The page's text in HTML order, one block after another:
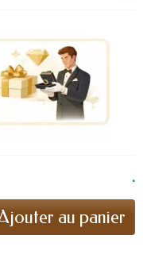
.
au panier